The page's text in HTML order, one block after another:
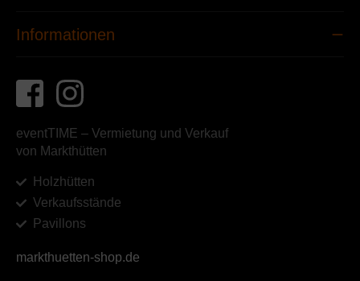
Informationen
eventTIME – Vermietung und Verkauf
von Markthütten
Holzhütten
Verkaufsstände
Pavillons
markthuetten-shop.de